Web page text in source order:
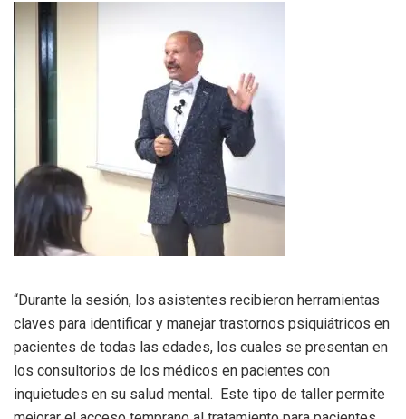
“Durante la sesión, los asistentes recibieron herramientas
claves para identificar y manejar trastornos psiquiátricos en
pacientes de todas las edades, los cuales se presentan en
los consultorios de los médicos en pacientes con
inquietudes en su salud mental. Este tipo de taller permite